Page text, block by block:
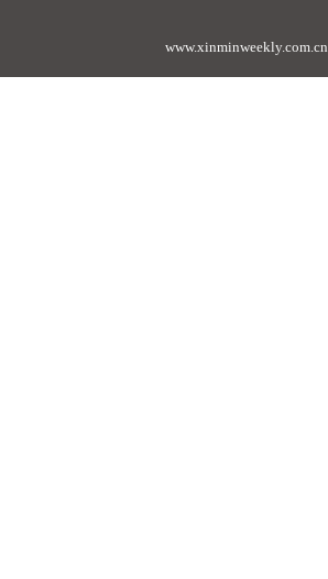
www.xinminweekly.com.cn